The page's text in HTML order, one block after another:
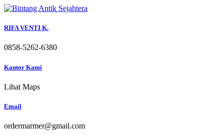
Skip
content
RIFA VENTI K.
0858-5262-6380
Kantor Kami
Lihat Maps
Email
ordermarmer@gmail.com